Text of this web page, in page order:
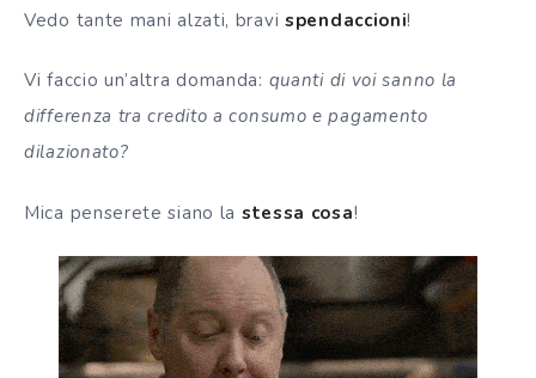
Vedo tante mani alzati, bravi spendaccioni!
Vi faccio un’altra domanda: quanti di voi sanno la
differenza tra credito a consumo e pagamento
dilazionato?
Mica penserete siano la stessa cosa!